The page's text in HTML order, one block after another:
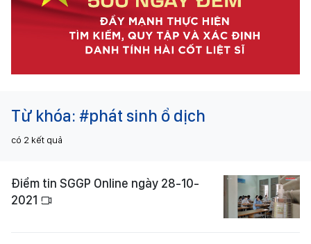
Từ khóa: #phát sinh ổ dịch
có 2 kết quả
Điểm tin SGGP Online ngày 28-10-
2021